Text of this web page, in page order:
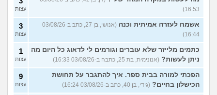
16:53)
עצות
אשמח לעזרה אמיתית וכנה
(אנושי, בן 27, כתב ב-03/08/26
16:44)
3
עצות
כתמים מלייזר שלא עוברים וגורמים לי לדאוג כל היום מה
ניתן לעשות? (אנונימית, בת 25, כתבה ב-03/08/26 16:33)
1
עצות
הפכתי למורה בבית ספר. איך להתגבר על תחושת
הכישלון בחיים? (גידי, בן 40, כתב ב-03/08/26 16:24)
9
עצות